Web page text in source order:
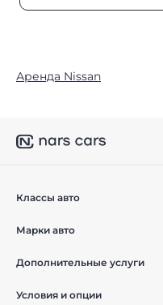
Аренда Nissan
Классы авто
Марки авто
Дополнительные услуги
Условия и опции